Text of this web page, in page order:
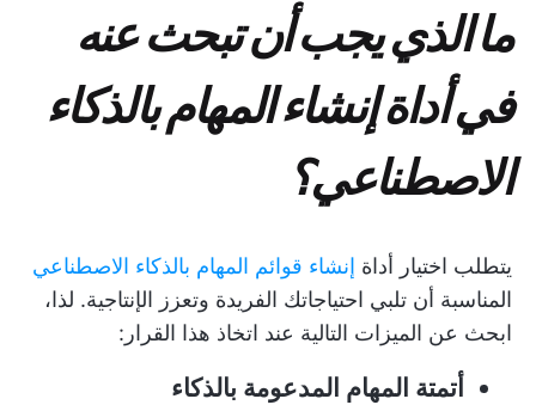
ما الذي يجب أن تبحث عنه
في أداة إنشاء المهام بالذكاء
الاصطناعي؟
يتطلب اختيار أداة إنشاء قوائم المهام بالذكاء الاصطناعي
المناسبة أن تلبي احتياجاتك الفريدة وتعزز الإنتاجية. لذا،
ابحث عن الميزات التالية عند اتخاذ هذا القرار:
أتمتة المهام المدعومة بالذكاء